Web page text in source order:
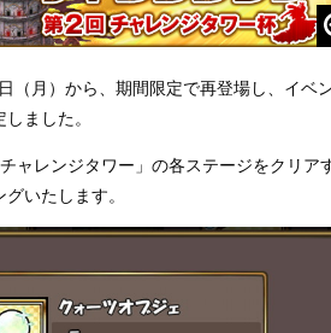
（月）から、期間限定で再登場し、イベ
ました。
ャレンジタワー」の各ステージをクリア
いたします。